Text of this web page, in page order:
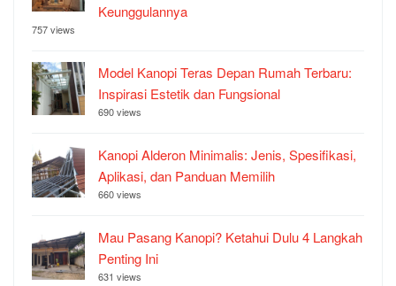
Keunggulannya
757 views
Model Kanopi Teras Depan Rumah Terbaru:
Inspirasi Estetik dan Fungsional
690 views
Kanopi Alderon Minimalis: Jenis, Spesifikasi,
Aplikasi, dan Panduan Memilih
660 views
Mau Pasang Kanopi? Ketahui Dulu 4 Langkah
Penting Ini
631 views